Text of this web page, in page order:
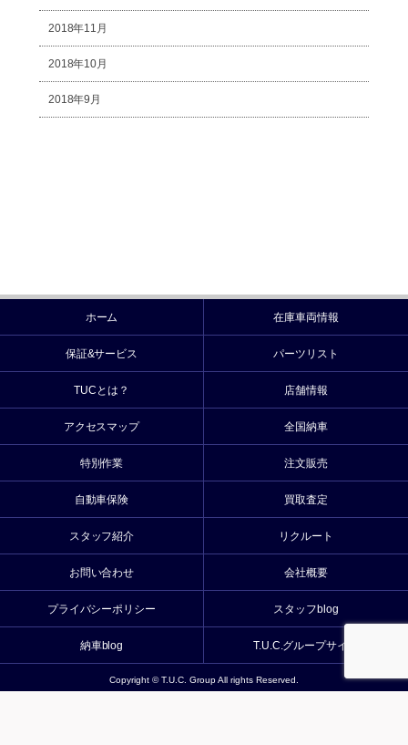
2018年11月
2018年10月
2018年9月
ホーム 在庫車両情報
保証&サービス パーツリスト
TUCとは？ 店舗情報
アクセスマップ 全国納車
特別作業 注文販売
自動車保険 買取査定
スタッフ紹介 リクルート
お問い合わせ 会社概要
プライバシーポリシー スタッフblog
納車blog T.U.C.グループサイト
Copyright © T.U.C. Group All rights Reserved.